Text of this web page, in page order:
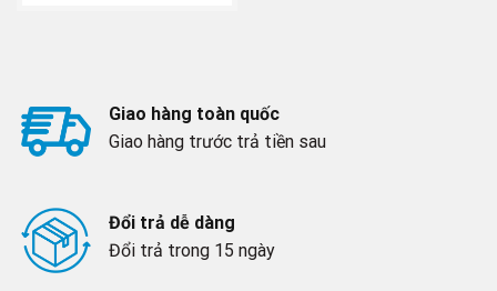
Giao hàng toàn quốc
Giao hàng trước trả tiền sau
Đổi trả dễ dàng
Đổi trả trong 15 ngày